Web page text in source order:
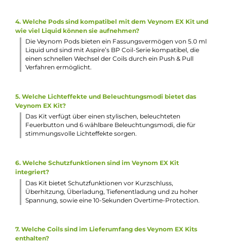
Lieferumfang
1 x Aspire Veynom EX Pod Mod Akkuträger
1 x Aspire Veynom Ersatz-Pod
1 x Aspire BP Meshed CoilVerdampferkopf 0.3 Ohm
1 x USB Typ-C Kabel
1 x Bedienungsanleitung
Länge: 138.5 mm
Breite: 35.5 mm
Tiefe: 29.0 mm
Gewicht: 164.0 g
Häufig gestellte Fragen